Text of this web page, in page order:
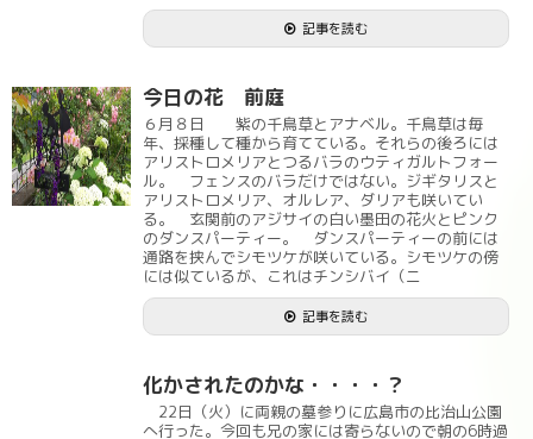
記事を読む
今日の花 前庭
６月８日 紫の千鳥草とアナベル。千鳥草は毎
年、採種して種から育てている。それらの後ろには
アリストロメリアとつるバラのウティガルトフォー
ル。 フェンスのバラだけではない。ジギタリスと
アリストロメリア、オルレア、ダリアも咲いてい
る。 玄関前のアジサイの白い墨田の花火とピンク
のダンスパーティー。 ダンスパーティーの前には
通路を挟んでシモツケが咲いている。シモツケの傍
には似ているが、これはチンシバイ（ニ
記事を読む
化かされたのかな・・・・？
22日（火）に両親の墓参りに広島市の比治山公園
へ行った。今回も兄の家には寄らないので朝の6時過